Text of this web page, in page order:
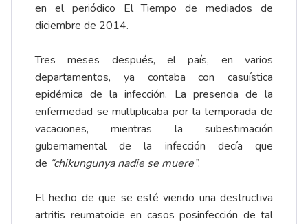
en el periódico El Tiempo de mediados de
diciembre de 2014.
Tres meses después, el país, en varios
departamentos, ya contaba con casuística
epidémica de la infección. La presencia de la
enfermedad se multiplicaba por la temporada de
vacaciones, mientras la subestimación
gubernamental de la infección decía que
de “chikungunya nadie se muere”.
El hecho de que se esté viendo una destructiva
artritis reumatoide en casos posinfección de tal